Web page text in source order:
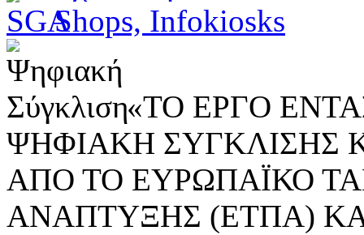
«ΤΟ ΕΡΓΟ
ΨΗΦΙΑΚΗ ΣΥΓΚΛΙΣΗΣ
ΑΠΟ ΤΟ ΕΥΡΩΠΑΪΚΟ
ΑΝΑΠΤΥΞΗΣ (ΕΤΠΑ)